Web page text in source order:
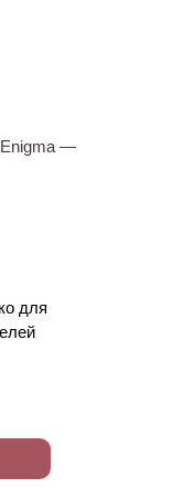
Enigma —
для